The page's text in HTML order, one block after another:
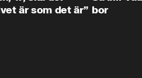
är som det är” bor